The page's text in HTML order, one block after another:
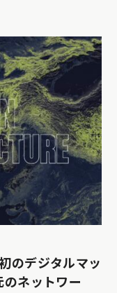
のデジタルマッ
のネットワー